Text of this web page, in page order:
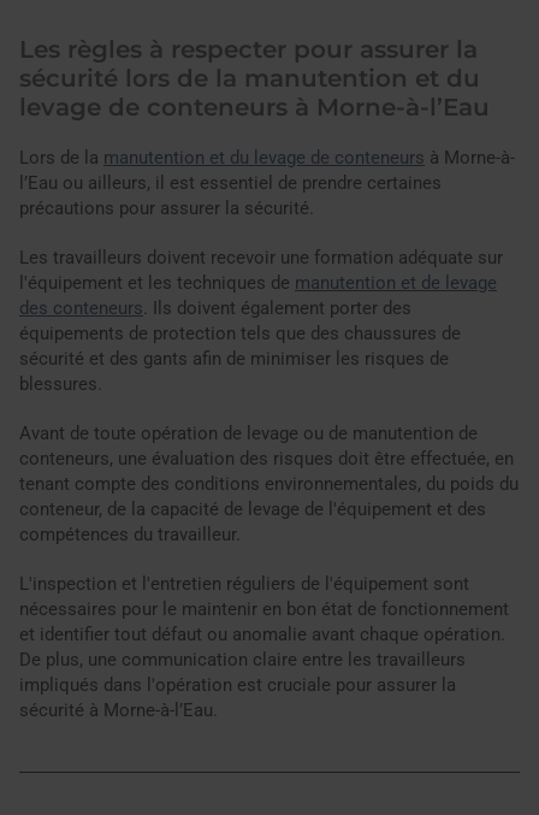
Les règles à respecter pour assurer la
sécurité lors de la manutention et du
levage de conteneurs à Morne-à-l’Eau
Lors de la manutention et du levage de conteneurs à Morne-à-
l’Eau ou ailleurs, il est essentiel de prendre certaines
précautions pour assurer la sécurité.
Les travailleurs doivent recevoir une formation adéquate sur
l'équipement et les techniques de manutention et de levage
des conteneurs. Ils doivent également porter des
équipements de protection tels que des chaussures de
sécurité et des gants afin de minimiser les risques de
blessures.
Avant de toute opération de levage ou de manutention de
conteneurs, une évaluation des risques doit être effectuée, en
tenant compte des conditions environnementales, du poids du
conteneur, de la capacité de levage de l'équipement et des
compétences du travailleur.
L'inspection et l'entretien réguliers de l'équipement sont
nécessaires pour le maintenir en bon état de fonctionnement
et identifier tout défaut ou anomalie avant chaque opération.
De plus, une communication claire entre les travailleurs
impliqués dans l'opération est cruciale pour assurer la
sécurité à Morne-à-l’Eau.